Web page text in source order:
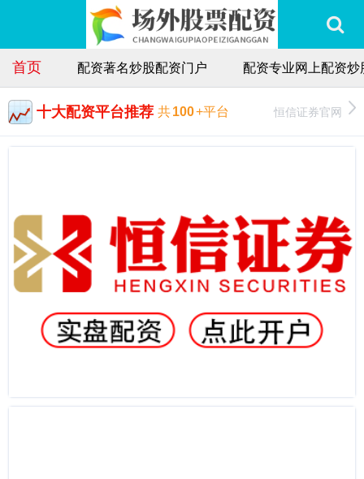
首页 配资著名炒股配资门户 配资专业网上配资炒
十大配资平台推荐 共100+平台 恒信证券官网